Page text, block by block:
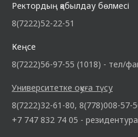
Ректордың қабылдау бөлмесі
8(7222)52-22-51
Кеңсе
8(7222)56-97-55 (1018) - тел/
Университетке оқуға түсу
8(7222)32-61-80, 8(778)008-57-
+7 747 832 74 05 - резидентура